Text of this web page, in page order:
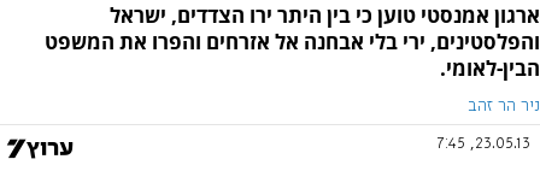
ארגון אמנסטי טוען כי בין היתר ירו הצדדים, ישראל
והפלסטינים, ירי בלי אבחנה אל אזרחים והפרו את המשפט
הבין-לאומי.
ניר הר זהב
23.05.13, 7:45